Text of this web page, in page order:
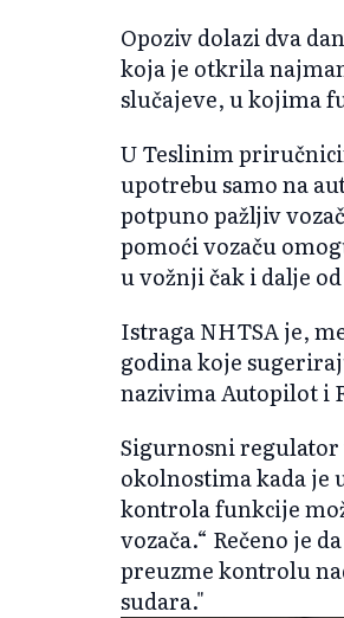
Opoziv dolazi dva
koja je otkrila
slučajeve, u kojima
U Teslinim
upotrebu samo na
potpuno pažljiv
pomoći vozaču
u vožnji čak i dalje
Istraga NHTSA je,
godina koje
nazivima Autopilot i
Sigurnosni regulator
okolnostima kada je
kontrola funkcije
vozača.“ Rečeno je
preuzme kontrolu
sudara."